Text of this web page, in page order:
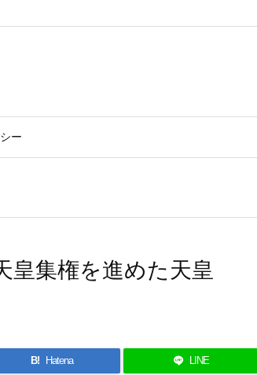
ー
皇集権を進めた天皇
B! Hatena LINE